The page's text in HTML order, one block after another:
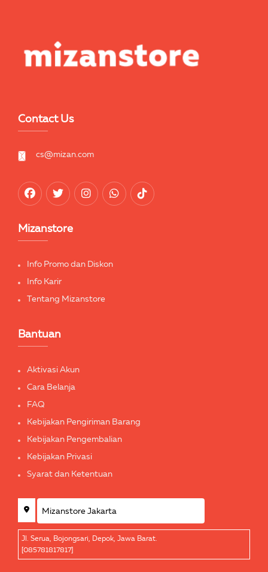
Contact Us
cs@mizan.com
Mizanstore
Info Promo dan Diskon
Info Karir
Tentang Mizanstore
Bantuan
Aktivasi Akun
Cara Belanja
FAQ
Kebijakan Pengiriman Barang
Kebijakan Pengembalian
Kebijakan Privasi
Syarat dan Ketentuan
Jl. Serua, Bojongsari, Depok, Jawa Barat.
[085781817817]